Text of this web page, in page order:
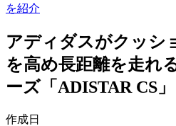
を紹介
アディダスがクッシ
を高め長距離を走れ
ーズ「ADISTAR CS
作成日